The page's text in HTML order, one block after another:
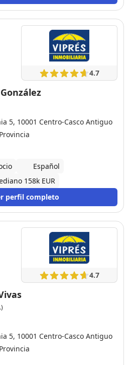
4.7
5, 10001 Centro-Casco Antiguo
Español
158k EUR
perfil completo
4.7
5, 10001 Centro-Casco Antiguo